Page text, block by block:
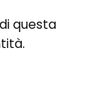
questa